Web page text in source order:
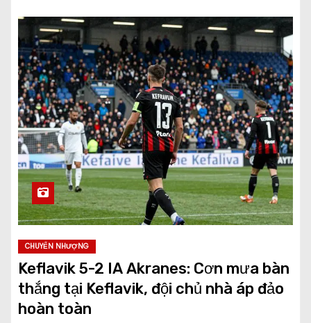
CHUYỂN NHƯỢNG
Keflavik 5-2 IA Akranes: Cơn mưa bàn
thắng tại Keflavik, đội chủ nhà áp đảo
hoàn toàn